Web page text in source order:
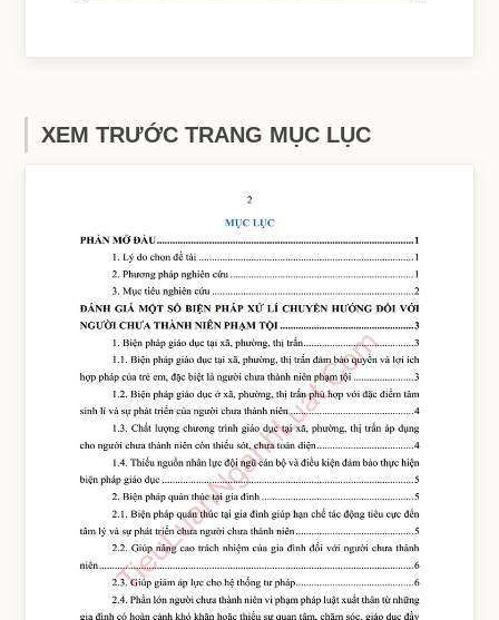
XEM TRƯỚC TRANG MỤC LỤC